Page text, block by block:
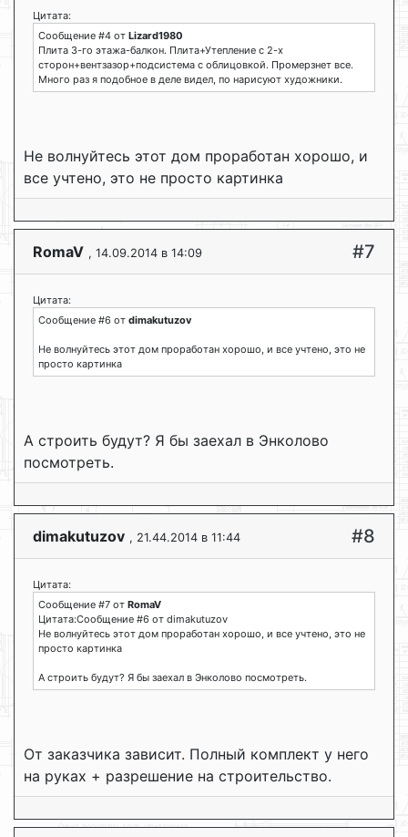
Цитата:
Сообщение #4 от Lizard1980
Плита 3-го этажа-балкон. Плита+Утепление с 2-х
сторон+вентзазор+подсистема с облицовкой. Промерзнет все.
Много раз я подобное в деле видел, по нарисуют художники.
Не волнуйтесь этот дом проработан хорошо, и
все учтено, это не просто картинка
RomaV , 14.09.2014 в 14:09 #7
Цитата:
Сообщение #6 от dimakutuzov
Не волнуйтесь этот дом проработан хорошо, и все учтено, это не
просто картинка
А строить будут? Я бы заехал в Энколово
посмотреть.
dimakutuzov , 21.44.2014 в 11:44 #8
Цитата:
Сообщение #7 от RomaV
Цитата:Сообщение #6 от dimakutuzov
Не волнуйтесь этот дом проработан хорошо, и все учтено, это не
просто картинка
А строить будут? Я бы заехал в Энколово посмотреть.
От заказчика зависит. Полный комплект у него
на руках + разрешение на строительство.